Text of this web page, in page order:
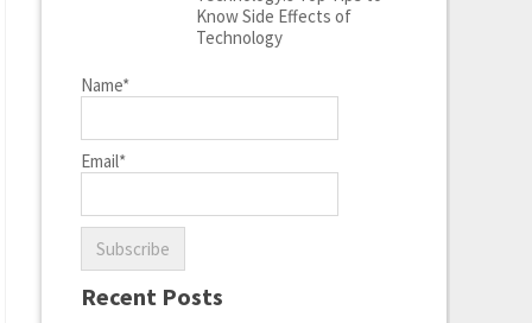
Know Side Effects of
Technology
Name*
Email*
Recent Posts